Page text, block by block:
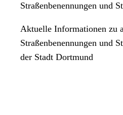
Straßenbenennungen und
Aktuelle Informationen zu
Straßenbenennungen und
der Stadt Dortmund